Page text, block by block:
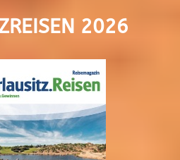
2026